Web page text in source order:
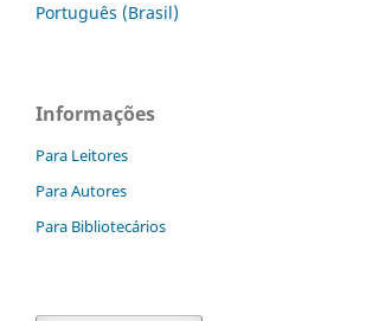
Português (Brasil)
Informações
Para Leitores
Para Autores
Para Bibliotecários